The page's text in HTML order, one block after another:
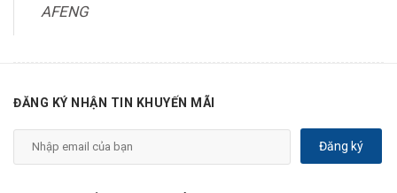
AFENG
ĐĂNG KÝ NHẬN TIN KHUYẾN MÃI
Đăng ký